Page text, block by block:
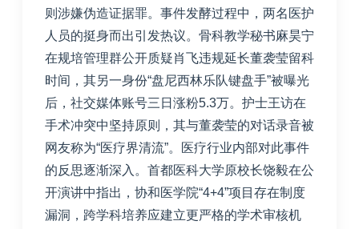
则涉嫌伪造证据罪。 事件发酵过程中，两名医护
人员的挺身而出引发热议。骨科教学秘书麻昊宁
在规培管理群公开质疑肖飞违规延长董袭莹留科
时间，其另一身份“盘尼西林乐队键盘手”被曝光
后，社交媒体账号三日涨粉5.3万。护士王访在
手术冲突中坚持原则，其与董袭莹的对话录音被
网友称为“医疗界清流”。
医疗行业内部对此事件
的反思逐渐深入。首都医科大学原校长饶毅在公
开演讲中指出，协和医学院“4+4”项目存在制度
漏洞，跨学科培养应建立更严格的学术审核机